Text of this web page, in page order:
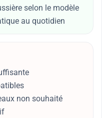
selon le modèle
au quotidien
non souhaité